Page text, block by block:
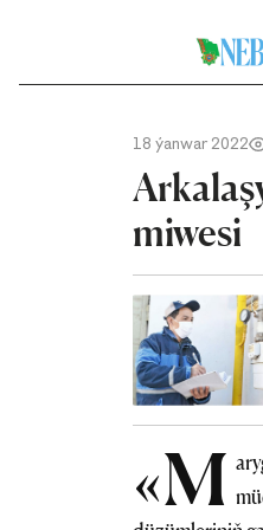
18 ýanwar 2022
miwesi
«M